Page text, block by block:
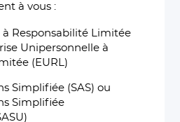
à vous :
Responsabilité Limitée
Unipersonnelle à
(EURL)
Simplifiée (SAS) ou
Simplifiée